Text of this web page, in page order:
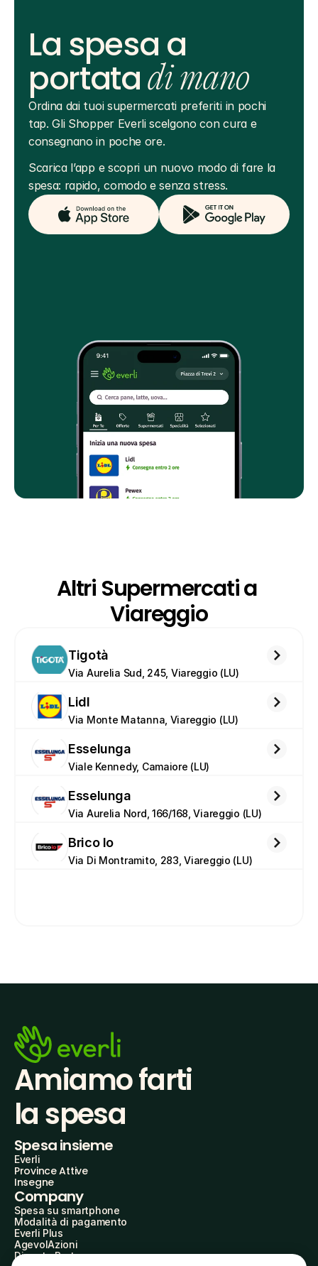
La spesa a
portatadi mano
Ordina dai tuoi supermercati preferiti in pochi
tap. Gli Shopper Everli scelgono con cura e
consegnano in poche ore.
Scarica l’app e scopri un nuovo modo di fare la
spesa: rapido, comodo e senza stress.
Altri Supermercati a
Viareggio
Tigotà
Via Aurelia Sud, 245, Viareggio (LU)
Lidl
Via Monte Matanna, Viareggio (LU)
Esselunga
Viale Kennedy, Camaiore (LU)
Esselunga
Via Aurelia Nord, 166/168, Viareggio (LU)
Brico Io
Via Di Montramito, 283, Viareggio (LU)
Amiamo farti
la spesa
Spesa insieme
Everli
Province Attive
Insegne
Company
Spesa su smartphone
Modalità di pagamento
Everli Plus
AgevolAzioni
Diventa Partner